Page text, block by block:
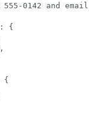
555-0142 and email
: {
{